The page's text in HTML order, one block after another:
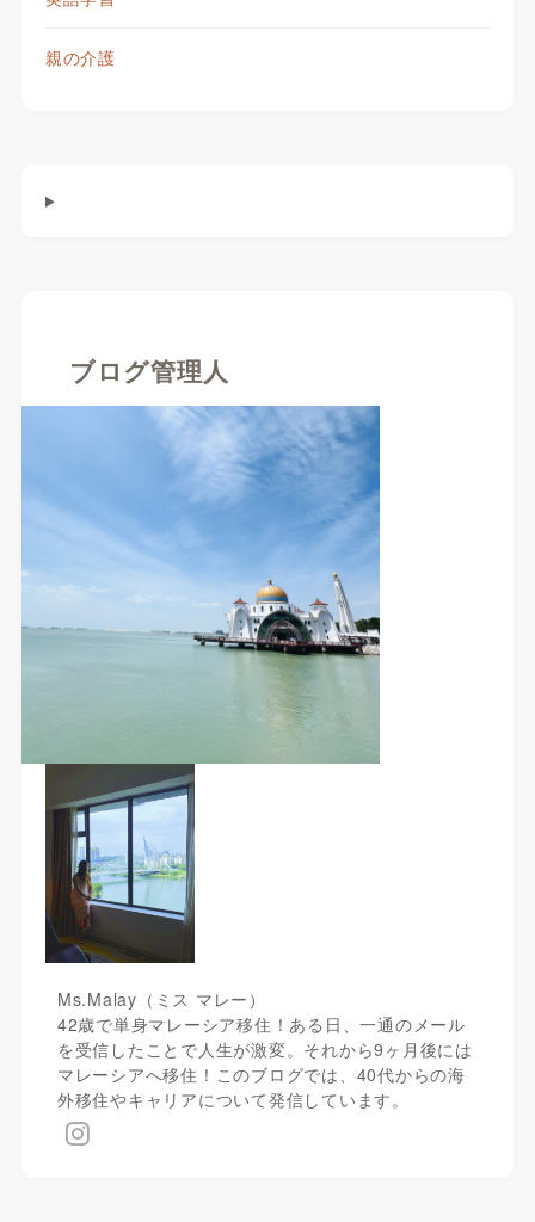
親の介護
ブログ管理人
Ms.Malay（ミス マレー）
42歳で単身マレーシア移住！ある日、一通のメール
を受信したことで人生が激変。それから9ヶ月後には
マレーシアへ移住！このブログでは、40代からの海
外移住やキャリアについて発信しています。